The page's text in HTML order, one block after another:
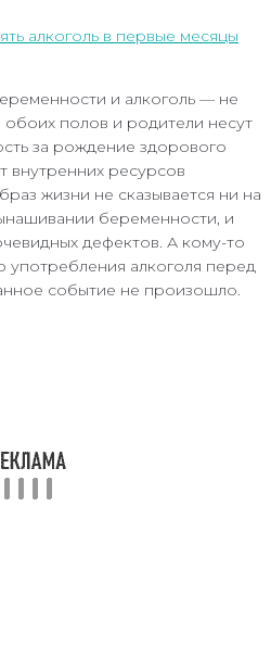
алкоголь в первые месяцы
и алкоголь — не
полов и родители несут
за рождение здорового
внутренних ресурсов
жизни не сказывается ни на
беременности, и
дефектов. А кому-то
употребления алкоголя перед
событие не произошло.